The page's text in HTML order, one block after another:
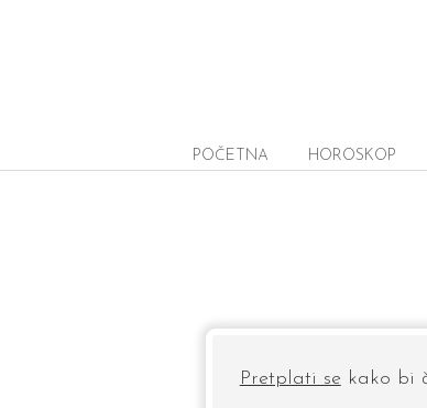
POČETNA HOROSKOP
Pretplati se kako bi